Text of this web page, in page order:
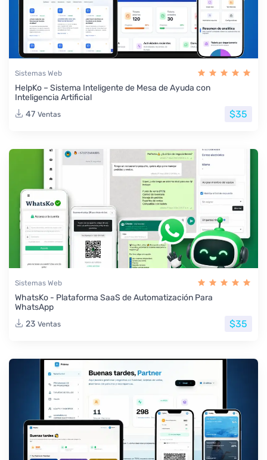
Sistemas Web
HelpKo – Sistema Inteligente de Mesa de Ayuda con
Inteligencia Artificial
47 Ventas $35
Sistemas Web
WhatsKo - Plataforma SaaS de Automatización Para
WhatsApp
23 Ventas $35